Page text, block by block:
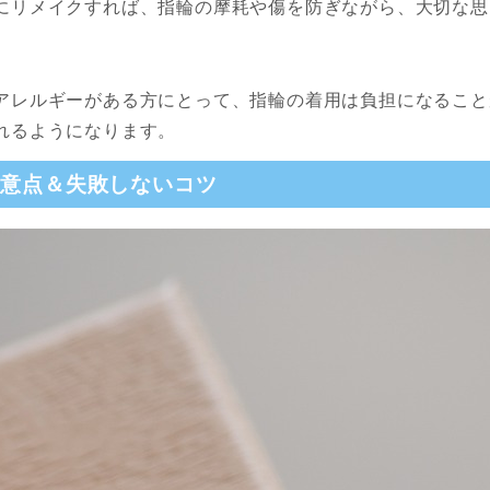
メイクすれば、指輪の摩耗や傷を防ぎながら、大切な
ルギーがある方にとって、指輪の着用は負担になるこ
ようになります。
点＆失敗しないコツ